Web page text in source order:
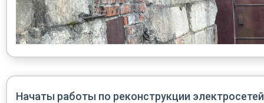
Начаты работы по реконструкции